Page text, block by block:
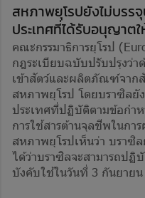
สหภาพยุโรปยังไม่บรร
ประเทศที่ได้รับอนุญาต
คณะกรรมาธิการยุโรป
กฎระเบียบฉบับปรับปรุงว่า
เข้าสัตว์และผลิตภัณฑ์จาก
สหภาพยุโรป โดยบราซิลยั
ประเทศที่ปฏิบัติตามข้อกำ
การใช้สารต้านจุลชีพในกา
สหภาพยุโรปเห็นว่า บราซิ
ได้ว่าบราซิลจะสามารถป
บังคับใช้ในวันที่ 3 กันยาย